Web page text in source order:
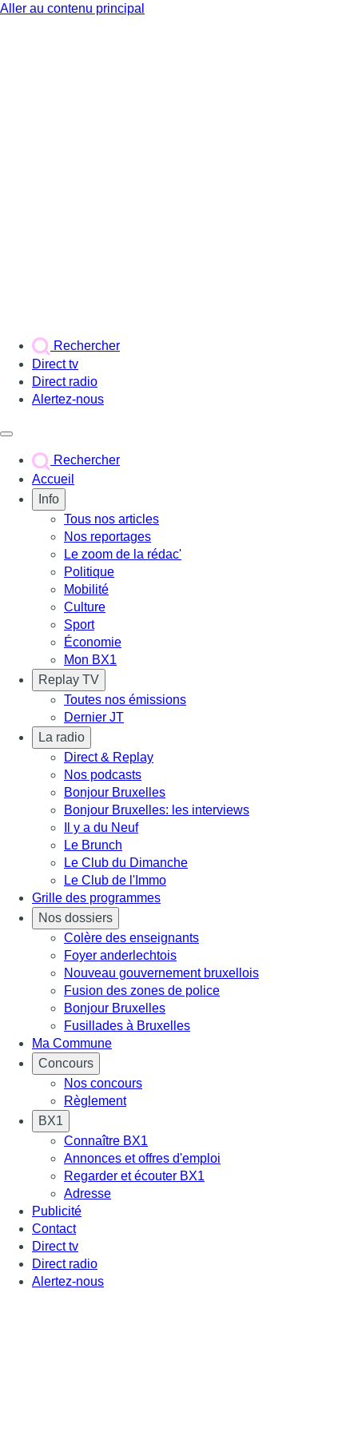
Aller au contenu principal
Rechercher
Direct tv
Direct radio
Alertez-nous
Rechercher
Accueil
Info
Tous nos articles
Nos reportages
Le zoom de la rédac'
Politique
Mobilité
Culture
Sport
Économie
Mon BX1
Replay TV
Toutes nos émissions
Dernier JT
La radio
Direct & Replay
Nos podcasts
Bonjour Bruxelles
Bonjour Bruxelles: les interviews
Il y a du Neuf
Le Brunch
Le Club du Dimanche
Le Club de l'Immo
Grille des programmes
Nos dossiers
Colère des enseignants
Foyer anderlechtois
Nouveau gouvernement bruxellois
Fusion des zones de police
Bonjour Bruxelles
Fusillades à Bruxelles
Ma Commune
Concours
Nos concours
Règlement
BX1
Connaître BX1
Annonces et offres d'emploi
Regarder et écouter BX1
Adresse
Publicité
Contact
Direct tv
Direct radio
Alertez-nous